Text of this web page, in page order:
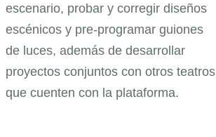
escenario, probar y corregir diseños
escénicos y pre-programar guiones
de luces, además de desarrollar
proyectos conjuntos con otros teatros
que cuenten con la plataforma.